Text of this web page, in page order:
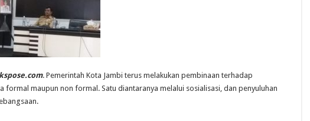
. Pemerintah Kota Jambi terus melakukan pembinaan terhadap
formal maupun non formal. Satu diantaranya melalui sosialisasi, dan penyuluhan